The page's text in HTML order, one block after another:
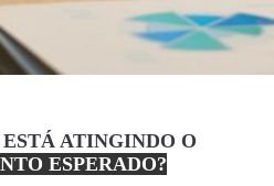
ESTÁ ATINGINDO O
ESPERADO?